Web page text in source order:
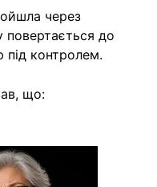
через
повертається до
під контролем.
що: